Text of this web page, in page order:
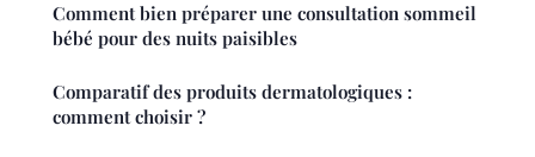
Comment bien préparer une consultation sommeil
bébé pour des nuits paisibles
Comparatif des produits dermatologiques :
comment choisir ?